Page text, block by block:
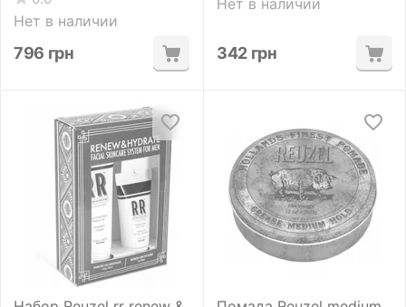
Нет в наличии
796 грн 342 грн